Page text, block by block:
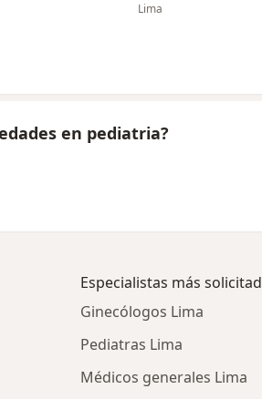
Lima
en pediatria?
Especialistas más
Ginecólogos Lima
Pediatras Lima
Médicos generales Lima